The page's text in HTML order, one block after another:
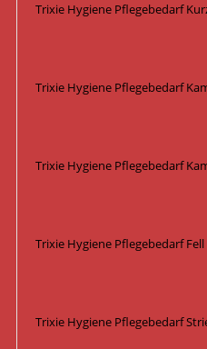
Trixie Hygiene Pflegebedarf
Trixie Hygiene Pflegebedarf
Trixie Hygiene Pflegebedarf
Trixie Hygiene Pflegebedarf
Trixie Hygiene Pflegebedarf